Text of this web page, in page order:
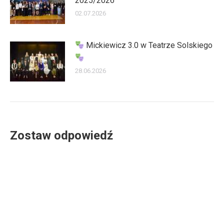
02.07.2026
Mickiewicz 3.0 w Teatrze Solskiego
28.06.2026
Zostaw odpowiedź